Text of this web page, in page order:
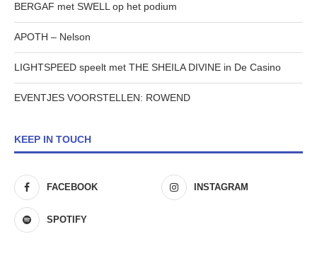
BERGAF met SWELL op het podium
APOTH – Nelson
LIGHTSPEED speelt met THE SHEILA DIVINE in De Casino
EVENTJES VOORSTELLEN: ROWEND
KEEP IN TOUCH
FACEBOOK INSTAGRAM
SPOTIFY